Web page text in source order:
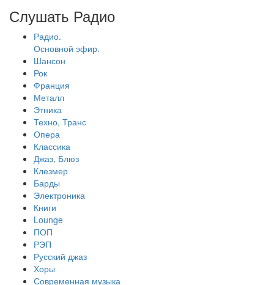
Слушать Радио
Радио.
Основной эфир.
Шансон
Рок
Франция
Металл
Этника
Техно, Транс
Опера
Классика
Джаз, Блюз
Клезмер
Барды
Электроника
Книги
Lounge
ПОП
РЭП
Русский джаз
Хоры
Современная музыка